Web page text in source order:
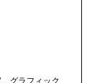
グラフィック